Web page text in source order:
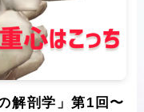
解剖学」第1回〜